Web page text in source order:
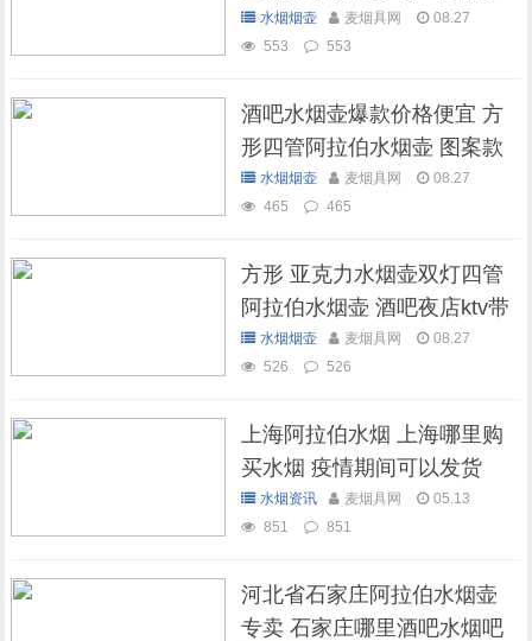
烟壶水烟烟壶 麦烟具网
08.27
553
553
酒吧水烟壶爆款价格便宜 方
形四管阿拉伯水烟壶 图案款
水烟烟壶 麦烟具网
08.27
465
465
方形 亚克力水烟壶双灯四管
阿拉伯水烟壶 酒吧夜店ktv带
灯水烟壶
水烟烟壶 麦烟具网
08.27
526
526
上海阿拉伯水烟 上海哪里购
买水烟 疫情期间可以发货
吗？水烟资讯 麦烟具网
05.13
851
851
河北省石家庄阿拉伯水烟壶
专卖 石家庄哪里酒吧水烟吧